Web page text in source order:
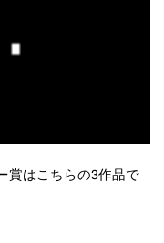
賞はこちらの3作品で